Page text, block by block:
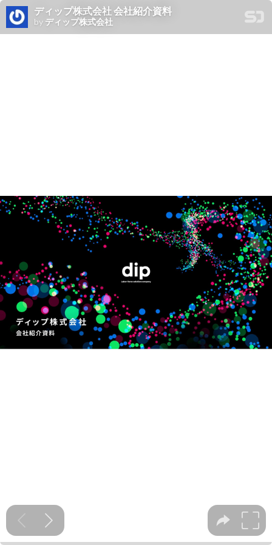
ディップ株式会社 会社紹介資料
by ディップ株式会社